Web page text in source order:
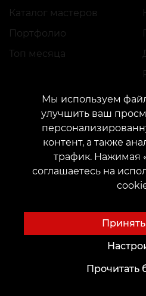
Каталог мастеров
Портфолио
Топ месяца
Свяжитесь с нами:
Жалобы и предложения:
Сайт разработан и
Мы используем
улучшить ваш
контент, а также
трафик. Нажимая
соглашаетесь на
Прочитать